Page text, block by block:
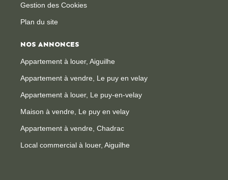
Gestion des Cookies
Plan du site
NOS ANNONCES
Appartement à louer, Aiguilhe
Appartement à vendre, Le puy en velay
Appartement à louer, Le puy-en-velay
Maison à vendre, Le puy en velay
Appartement à vendre, Chadrac
Local commercial à louer, Aiguilhe